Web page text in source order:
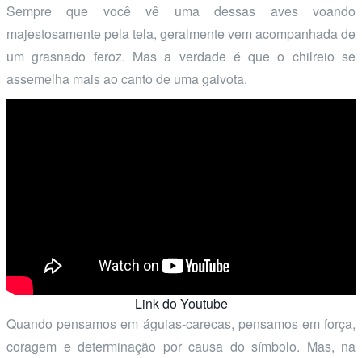
Sempre que você vê uma dessas aves voando
majestosamente pela tela, geralmente vem acompanhada de
um grasnado feroz. Mas a verdade é que o chilreio se
assemelha mais ao canto de uma gaivota.
Link do Youtube
Quando pensamos em águias-carecas, pensamos em força,
coragem e determinação por causa do símbolo. Mas, na